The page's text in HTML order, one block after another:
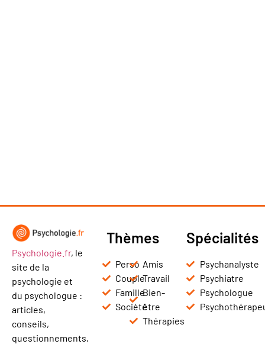
Psychologie.fr, le
site de la
psychologie et
du psychologue :
articles,
conseils,
questionnements,
Thèmes
Perso
Couple
Famille
Société
Amis
Travail
Bien-
être
Thérapies
Spécialités
Psychanalyste
Psychiatre
Psychologue